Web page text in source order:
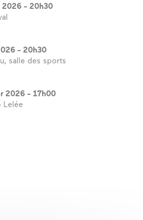
de Communes Bazois-Loire-
Roches – lieu de fabrique en
2026 - 20h30
- 20h30
salle des sports
2026 - 17h00
Lelée